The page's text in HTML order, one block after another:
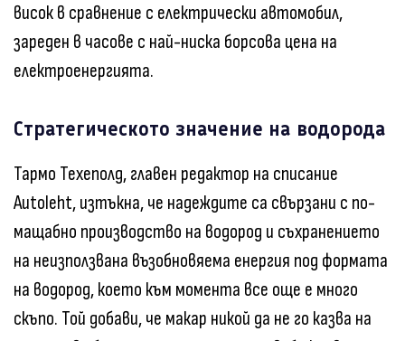
висок в сравнение с електрически автомобил,
зареден в часове с най-ниска борсова цена на
електроенергията.
Стратегическото значение на водорода
Тармо Техеполд, главен редактор на списание
Autoleht, изтъкна, че надеждите са свързани с по-
мащабно производство на водород и съхранението
на неизползвана възобновяема енергия под формата
на водород, което към момента все още е много
скъпо. Той добави, че макар никой да не го казва на